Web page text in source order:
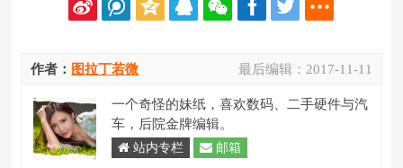
最后编辑： 2017-11-11
作者： 图拉丁若微
一个奇怪的妹纸，喜欢数码、二手硬件与汽
车，后院金牌编辑。
站内专栏 邮箱